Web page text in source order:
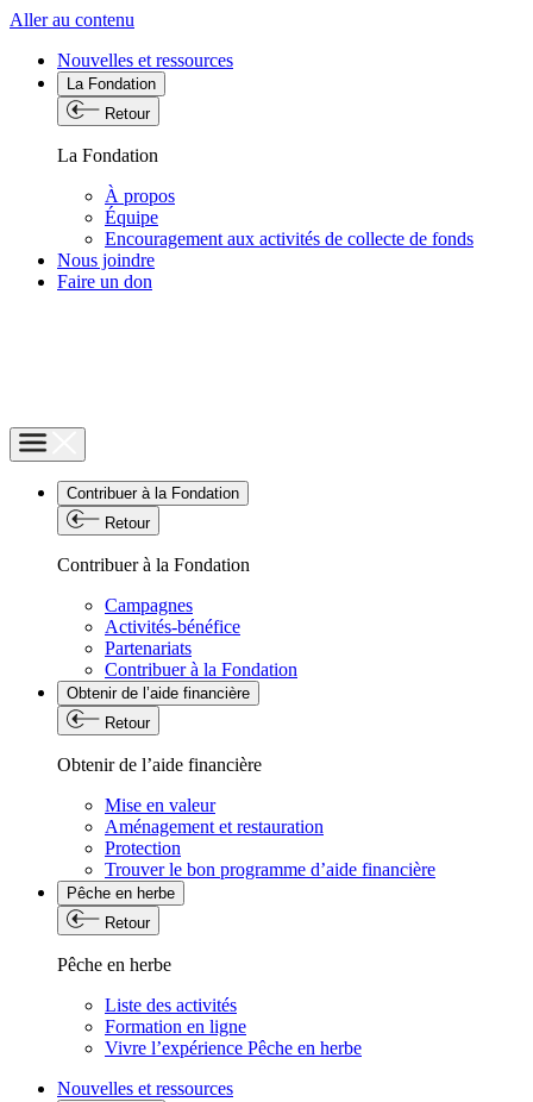
Aller au contenu
Nouvelles et ressources
La Fondation
Retour
La Fondation
À propos
Équipe
Encouragement aux activités de collecte de fonds
Nous joindre
Faire un don
Contribuer à la Fondation
Retour
Contribuer à la Fondation
Campagnes
Activités-bénéfice
Partenariats
Contribuer à la Fondation
Obtenir de l’aide financière
Retour
Obtenir de l’aide financière
Mise en valeur
Aménagement et restauration
Protection
Trouver le bon programme d’aide financière
Pêche en herbe
Retour
Pêche en herbe
Liste des activités
Formation en ligne
Vivre l’expérience Pêche en herbe
Nouvelles et ressources